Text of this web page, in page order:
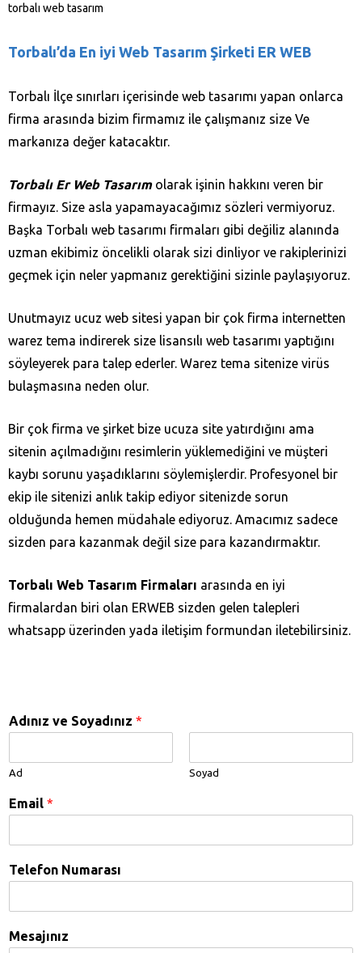
torbalı web tasarım
Torbalı’da En iyi Web Tasarım Şirketi ER WEB
Torbalı İlçe sınırları içerisinde web tasarımı yapan onlarca
firma arasında bizim firmamız ile çalışmanız size Ve
markanıza değer katacaktır.
Torbalı Er Web Tasarımolarak işinin hakkını veren bir
firmayız. Size asla yapamayacağımız sözleri vermiyoruz.
Başka Torbalı web tasarımı firmaları gibi değiliz alanında
uzman ekibimiz öncelikli olarak sizi dinliyor ve rakiplerinizi
geçmek için neler yapmanız gerektiğini sizinle paylaşıyoruz.
Unutmayız ucuz web sitesi yapan bir çok firma internetten
warez tema indirerek size lisansılı web tasarımı yaptığını
söyleyerek para talep ederler. Warez tema sitenize virüs
bulaşmasına neden olur.
Bir çok firma ve şirket bize ucuza site yatırdığını ama
sitenin açılmadığını resimlerin yüklemediğini ve müşteri
kaybı sorunu yaşadıklarını söylemişlerdir. Profesyonel bir
ekip ile sitenizi anlık takip ediyor sitenizde sorun
olduğunda hemen müdahale ediyoruz. Amacımız sadece
sizden para kazanmak değil size para kazandırmaktır.
Torbalı Web Tasarım Firmaları arasında en iyi
firmalardan biri olan ERWEB sizden gelen talepleri
whatsapp üzerinden yada iletişim formundan iletebilirsiniz.
Adınız ve Soyadınız *
Ad Soyad
Email *
Telefon Numarası
Mesajınız